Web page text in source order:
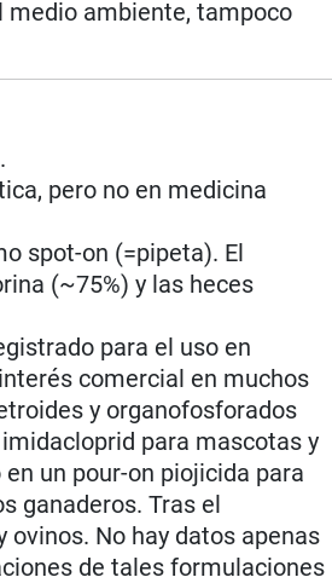
medio ambiente, tampoco
pero no en medicina
spot-on (=pipeta). El
(~75%) y las heces
para el uso en
comercial en muchos
y organofosforados
imidacloprid para mascotas y
un pour-on piojicida para
ganaderos. Tras el
No hay datos apenas
de tales formulaciones